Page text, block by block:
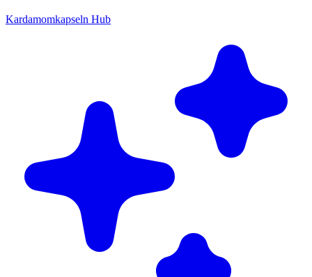
Kardamomkapseln Hub